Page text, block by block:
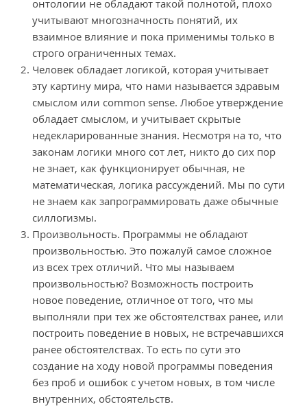
онтологии не обладают такой полнотой, плохо
учитывают многозначность понятий, их
взаимное влияние и пока применимы только в
строго ограниченных темах.
Человек обладает логикой, которая учитывает
эту картину мира, что нами называется здравым
смыслом или common sense. Любое утверждение
обладает смыслом, и учитывает скрытые
недекларированные знания. Несмотря на то, что
законам логики много сот лет, никто до сих пор
не знает, как функционирует обычная, не
математическая, логика рассуждений. Мы по сути
не знаем как запрограммировать даже обычные
силлогизмы.
Произвольность. Программы не обладают
произвольностью. Это пожалуй самое сложное
из всех трех отличий. Что мы называем
произвольностью? Возможность построить
новое поведение, отличное от того, что мы
выполняли при тех же обстоятелствах ранее, или
построить поведение в новых, не встречавшихся
ранее обстоятелствах. То есть по сути это
создание на ходу новой программы поведения
без проб и ошибок с учетом новых, в том числе
внутренних, обстоятельств.